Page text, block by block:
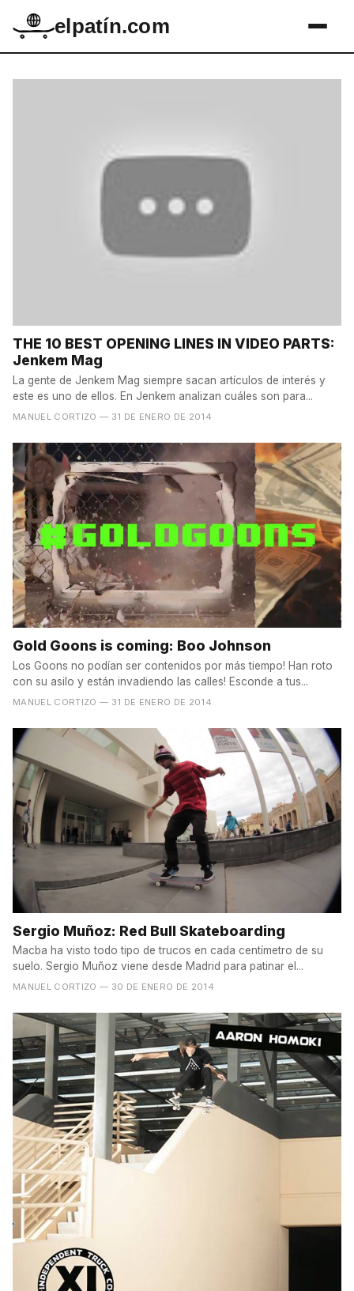
elpatín.com
THE 10 BEST OPENING LINES IN VIDEO PARTS:
Jenkem Mag
La gente de Jenkem Mag siempre sacan artículos de interés y
este es uno de ellos. En Jenkem analizan cuáles son para...
MANUEL CORTIZO — 31 DE ENERO DE 2014
Gold Goons is coming: Boo Johnson
Los Goons no podían ser contenidos por más tiempo! Han roto
con su asilo y están invadiendo las calles! Esconde a tus...
MANUEL CORTIZO — 31 DE ENERO DE 2014
Sergio Muñoz: Red Bull Skateboarding
Macba ha visto todo tipo de trucos en cada centímetro de su
suelo. Sergio Muñoz viene desde Madrid para patinar el...
MANUEL CORTIZO — 30 DE ENERO DE 2014